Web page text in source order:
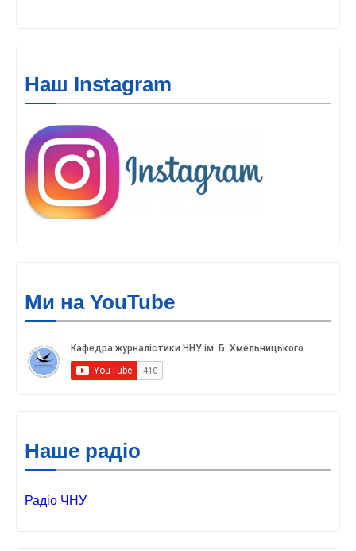
Наш Instagram
Ми на YouTube
Наше радіо
Радіо ЧНУ